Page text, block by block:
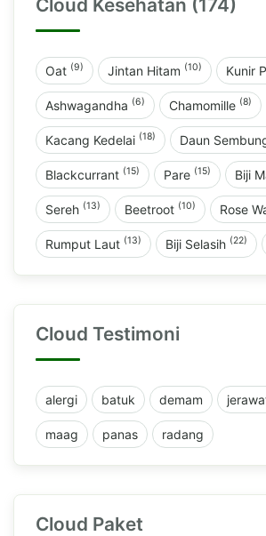
Cloud Kesehatan (174)
Oat (9) Jintan Hitam (10) Kunir
Ashwagandha (6) Chamomille (8)
Kacang Kedelai (18) Daun
Blackcurrant (15) Pare (15) Biji
Sereh (13) Beetroot (10) Rose
Rumput Laut (13) Biji Selasih (22)
Cloud Testimoni
alergi batuk demam
maag panas radang
Cloud Paket